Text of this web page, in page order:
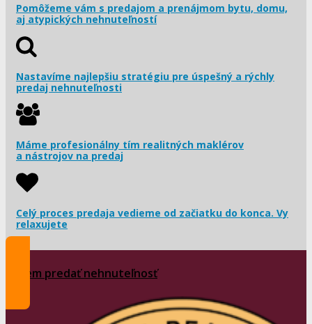
Pomôžeme vám s predajom a prenájmom bytu, domu,
aj atypických nehnuteľností
Nastavíme najlepšiu stratégiu pre úspešný a rýchly
predaj nehnuteľnosti
Máme profesionálny tím realitných maklérov
a nástrojov na predaj
Celý proces predaja vedieme od začiatku do konca. Vy
relaxujete
Chcem predať nehnuteľnosť